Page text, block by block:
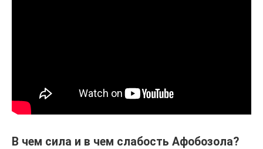
В чем сила и в чем слабость Афобозола?